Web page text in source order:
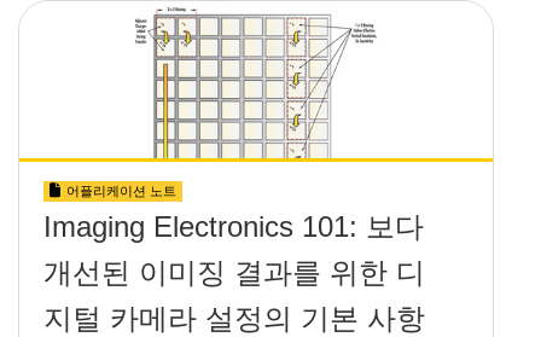
어플리케이션 노트
Imaging Electronics 101: 보다
개선된 이미징 결과를 위한 디
지털 카메라 설정의 기본 사항